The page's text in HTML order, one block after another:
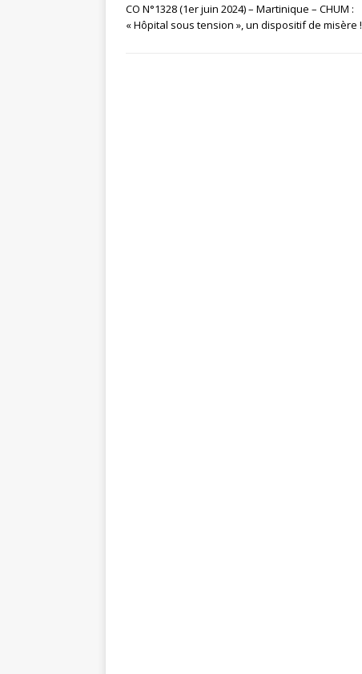
CO N°1328 (1er juin 2024) – Martinique – CHUM :
« Hôpital sous tension », un dispositif de misère !